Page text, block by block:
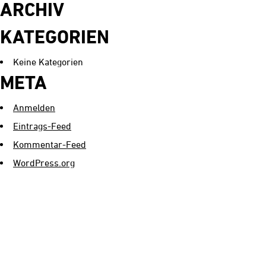
ARCHIV
KATEGORIEN
Keine Kategorien
META
Anmelden
Eintrags-Feed
Kommentar-Feed
WordPress.org